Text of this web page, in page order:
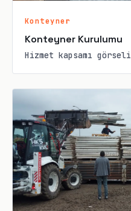
Konteyner
Konteyner Kurulumu
Hizmet kapsamı görseli